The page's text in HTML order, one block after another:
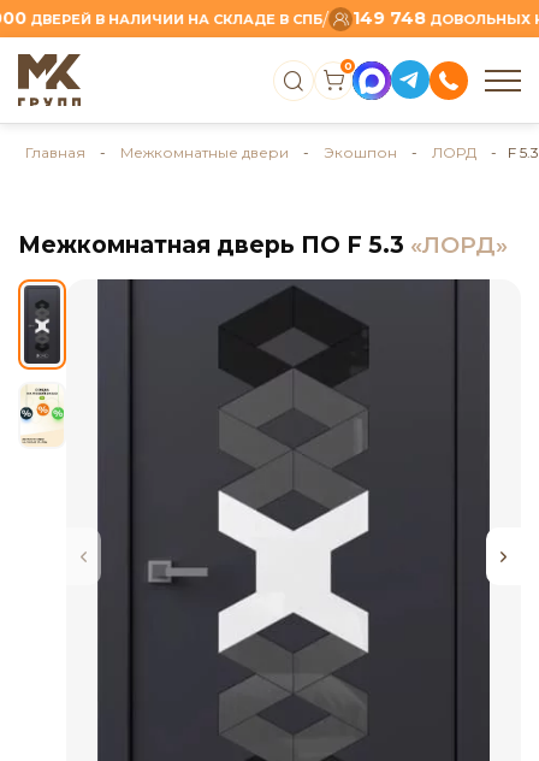
В НАЛИЧИИ НА СКЛАДЕ В СПБ/ 149 748ДОВОЛЬНЫХ
0
Главная - Межкомнатные двери - Экошпон - ЛОРД - F 5.3
Межкомнатная дверь ПО F 5.3 «ЛОРД»